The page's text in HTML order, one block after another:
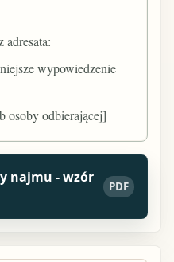
wypowiedzenie
osoby odbierającej]
najmu - wzór
PDF